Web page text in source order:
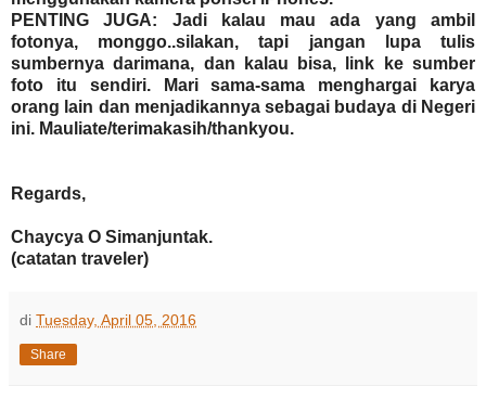
PENTING JUGA: Jadi kalau mau ada yang ambil
fotonya, monggo..silakan, tapi jangan lupa tulis
sumbernya darimana, dan kalau bisa, link ke sumber
foto itu sendiri. Mari sama-sama menghargai karya
orang lain dan menjadikannya sebagai budaya di Negeri
ini. Mauliate/terimakasih/thankyou.
Regards,
Chaycya O Simanjuntak.
(catatan traveler)
di Tuesday, April 05, 2016
Share